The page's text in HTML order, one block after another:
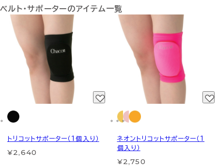
ベルト・サポーターのアイテム一覧
トリコットサポーター（1個入り）
¥2,640
ネオントリコットサポーター（1
個入り）
¥2,750